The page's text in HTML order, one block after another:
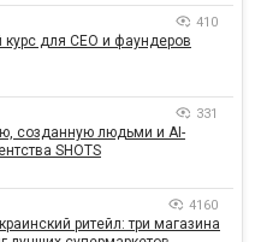
410
для CEO и фаундеров
331
созданную людьми и AI-
SHOTS
4160
ритейл: три магазина